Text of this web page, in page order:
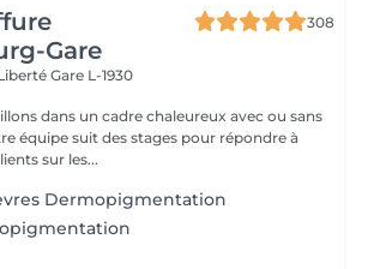
Gare
308
Gare L-1930
dans un cadre chaleureux avec ou sans
équipe suit des stages pour répondre à
sur les...
Dermopigmentation